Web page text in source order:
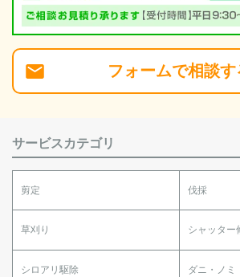
フォームで相談す
サービスカテゴリ
剪定 伐採
草刈り シャッター
シロアリ駆除 ダニ・ノミ